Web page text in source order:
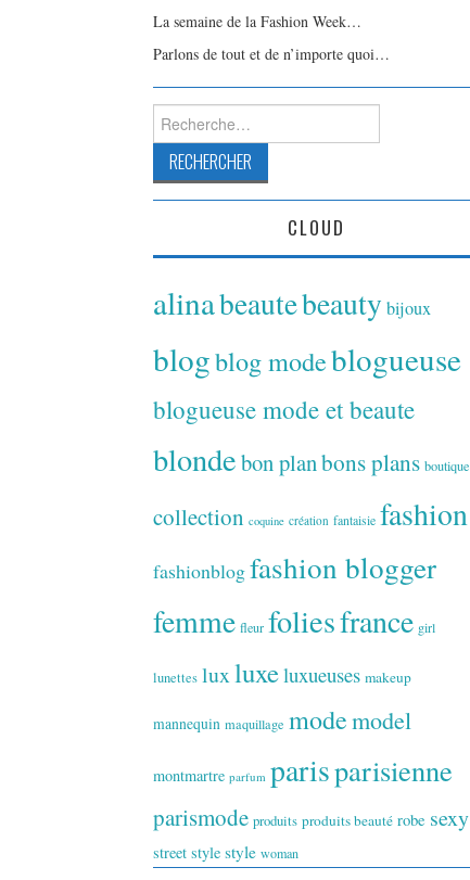
La semaine de la Fashion Week…
Parlons de tout et de n’importe quoi…
Rechercher :
CLOUD
alinabeautebeauty bijoux
blogblog modeblogueuse
blogueuse mode et beaute
blondebon planbons plans boutique
collection coquine création fantaisie fashion
fashionblogfashion blogger
femme fleur foliesfrance girl
lunettes luxluxeluxueuses makeup
mannequin maquillage modemodel
montmartre parfum parisparisienne
parismode produits produits beauté robe sexy
street style style woman